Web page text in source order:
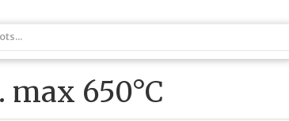
650°C